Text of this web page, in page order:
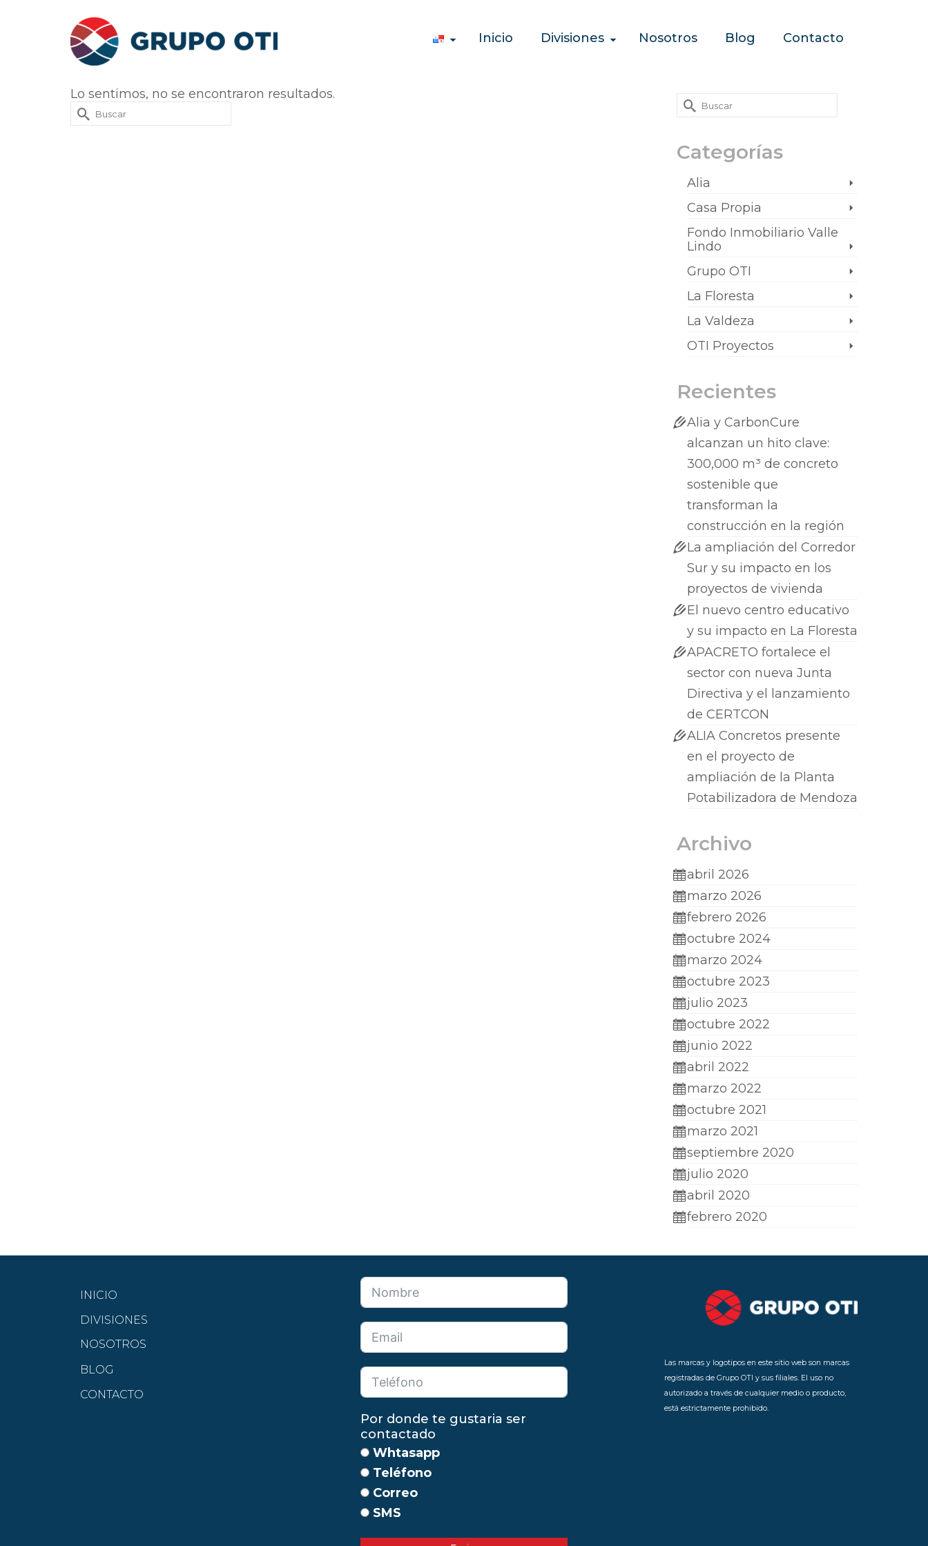
Inicio Divisiones Nosotros Blog Contacto
Lo sentimos, no se encontraron resultados.
Categorías
Alia
Casa Propia
Fondo Inmobiliario Valle
Lindo
Grupo OTI
La Floresta
La Valdeza
OTI Proyectos
Recientes
Alia y CarbonCure
alcanzan un hito clave:
300,000 m³ de concreto
sostenible que
transforman la
construcción en la región
La ampliación del Corredor
Sur y su impacto en los
proyectos de vivienda
El nuevo centro educativo
y su impacto en La Floresta
APACRETO fortalece el
sector con nueva Junta
Directiva y el lanzamiento
de CERTCON
ALIA Concretos presente
en el proyecto de
ampliación de la Planta
Potabilizadora de Mendoza
Archivo
abril 2026
marzo 2026
febrero 2026
octubre 2024
marzo 2024
octubre 2023
julio 2023
octubre 2022
junio 2022
abril 2022
marzo 2022
octubre 2021
marzo 2021
septiembre 2020
julio 2020
abril 2020
febrero 2020
CONTACTO
DIVISIONES
NOSOTROS
BLOG
INICIO
Por donde te gustaria ser
contactado
Whtasapp
Teléfono
Correo
SMS
Las marcas y logotipos en este sitio web son marcas
registradas de Grupo OTI y sus filiales. El uso no
autorizado a través de cualquier medio o producto,
está estrictamente prohibido.